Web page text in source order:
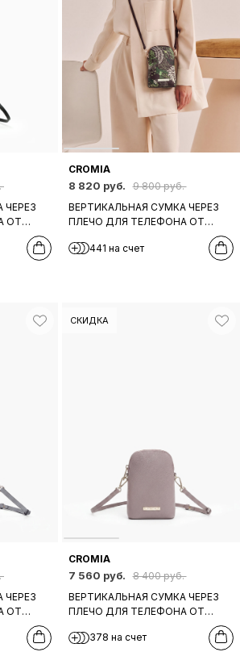
ЧЕРЕЗ
ОТ
CROMIA
8 820 руб.
9 800 руб.
ВЕРТИКАЛЬНАЯ СУМКА ЧЕРЕЗ
ПЛЕЧО ДЛЯ ТЕЛЕФОНА ОТ
CROMIA ИЗ КОРИЧНЕВОЙ КОЖИ
C БЕЖЕВО-ЗЕЛЕНЫМ ПРИНТОМ
441 на счет
ЧЕРЕЗ
ОТ
СКИДКА
CROMIA
7 560 руб.
8 400 руб.
ВЕРТИКАЛЬНАЯ СУМКА ЧЕРЕЗ
ПЛЕЧО ДЛЯ ТЕЛЕФОНА ОТ
СЕРО-РОЗОВОЙ КОЖИ
378 на счет